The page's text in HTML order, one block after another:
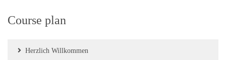
Course plan
Herzlich Willkommen